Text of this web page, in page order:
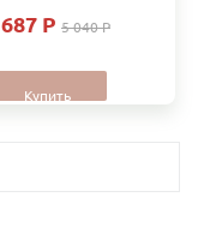
P 5 040 P
Купить